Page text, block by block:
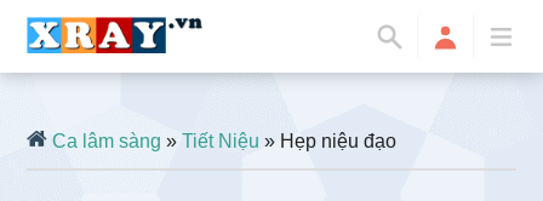
Ca lâm sàng »Tiết Niệu » Hẹp niệu đạo